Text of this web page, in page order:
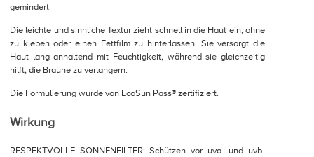
gemindert.
Die leichte und sinnliche Textur zieht schnell in die Haut ein, ohne
zu kleben oder einen Fettfilm zu hinterlassen. Sie versorgt die
Haut lang anhaltend mit Feuchtigkeit, während sie gleichzeitig
hilft, die Bräune zu verlängern.
Die Formulierung wurde von EcoSun Pass® zertifiziert.
Wirkung
RESPEKTVOLLE SONNENFILTER: Schützen vor uva- und uvb-